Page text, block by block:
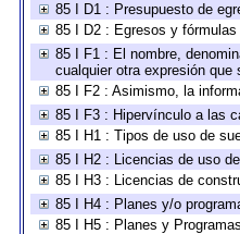
85 I D1 : Presupuesto de
85 I D2 : Egresos y
85 I F1 : El nombre,
cualquier otra expresión
85 I F2 : Asimismo, la
85 I F3 : Hipervínculo a las
85 I H1 : Tipos de uso de
85 I H2 : Licencias de uso
85 I H3 : Licencias de
85 I H4 : Planes y/o
85 I H5 : Planes y